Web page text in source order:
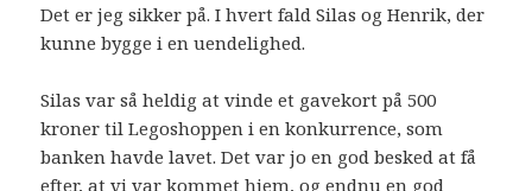
Det er jeg sikker på. I hvert fald Silas og Henrik, der
kunne bygge i en uendelighed.
Silas var så heldig at vinde et gavekort på 500
kroner til Legoshoppen i en konkurrence, som
banken havde lavet. Det var jo en god besked at få
efter, at vi var kommet hjem, og endnu en god